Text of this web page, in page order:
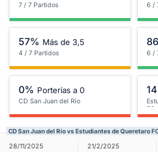
7 / 7 Partidos 6 /
57% Más de 3,5
4 / 7 Partidos 6 /
0% Porterías a 0
CD San Juan del Rio
FC
CD San Juan del Rio vs Estudiantes de Queretaro
28/11/2025 21/2/2025